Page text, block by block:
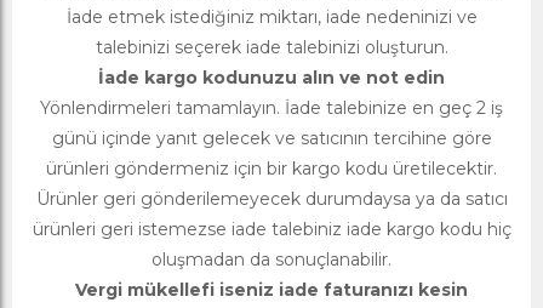
İade etmek istediğiniz miktarı, iade nedeninizi ve
talebinizi seçerek iade talebinizi oluşturun.
İade kargo kodunuzu alın ve not edin
Yönlendirmeleri tamamlayın. İade talebinize en geç 2 iş
günü içinde yanıt gelecek ve satıcının tercihine göre
ürünleri göndermeniz için bir kargo kodu üretilecektir.
Ürünler geri gönderilemeyecek durumdaysa ya da satıcı
ürünleri geri istemezse iade talebiniz iade kargo kodu hiç
oluşmadan da sonuçlanabilir.
Vergi mükellefi iseniz iade faturanızı kesin